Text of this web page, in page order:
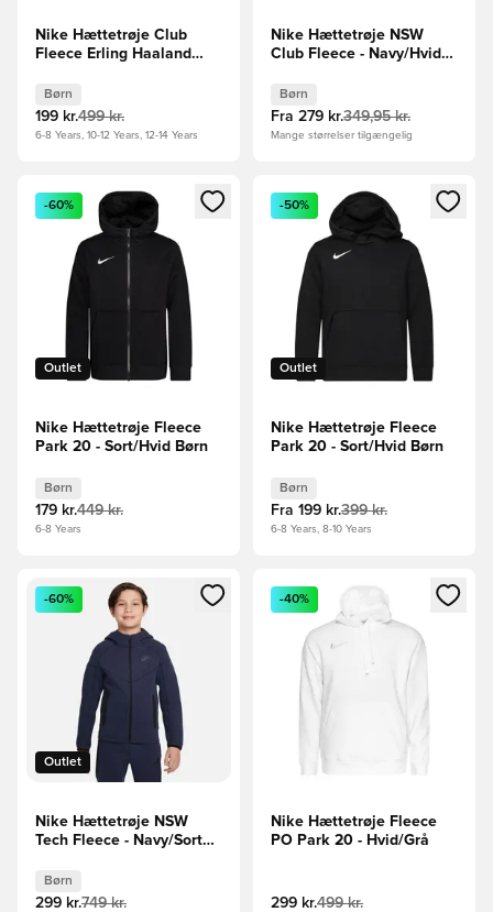
Nike Hættetrøje Club
Fleece Erling Haaland
Orange/Orange Børn
Børn
199 kr.499 kr.
6-8 Years, 10-12 Years, 12-14 Years
Nike Hættetrøje NSW
Club Fleece - Navy/Hvid
Børn
Fra 279 kr.349,95 kr.
Mange størrelser tilgængelig
Åbner en Modal til at logge ind eller tilmelde dig som
Outlet
-60%
Nike Hættetrøje Fleece
Park 20 - Sort/Hvid Børn
Børn
179 kr.449 kr.
6-8 Years
Åbner en Modal til at logge
Outlet
-50%
Nike Hættetrøje Fleece
Park 20 - Sort/Hvid Børn
Børn
Fra 199 kr.399 kr.
6-8 Years, 8-10 Years
Åbner en Modal til at logge ind eller tilmelde dig som
Outlet
-60%
Nike Hættetrøje NSW
Tech Fleece - Navy/Sort
Børn
299 kr.749 kr.
Åbner en Modal til at logge
-40%
Nike Hættetrøje Fleece
PO Park 20 - Hvid/Grå
299 kr.499 kr.